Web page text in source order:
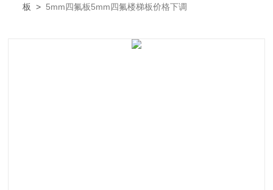
板
> 5mm四氟板5mm四氟楼梯板价格下调